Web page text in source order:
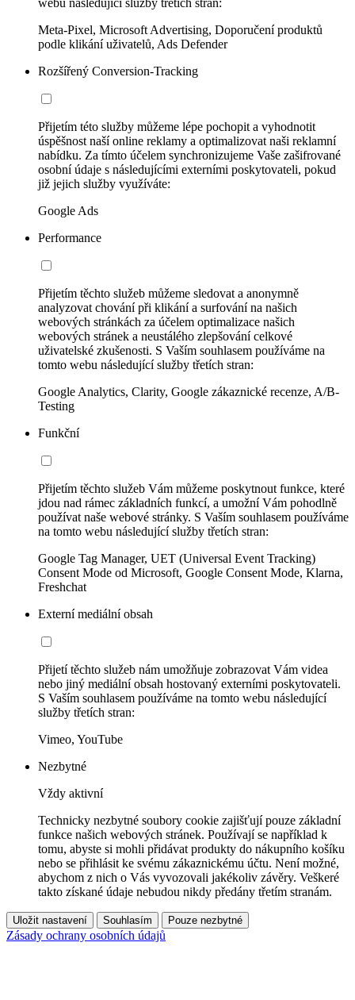
Meta-Pixel, Microsoft Advertising, Doporučení produktů
podle klikání uživatelů, Ads Defender
Rozšířený Conversion-Tracking
Přijetím této služby můžeme lépe pochopit a vyhodnotit
úspěšnost naší online reklamy a optimalizovat naši reklamní
nabídku. Za tímto účelem synchronizujeme Vaše zašifrované
osobní údaje s následujícími externími poskytovateli, pokud
již jejich služby využíváte:
Google Ads
Performance
Přijetím těchto služeb můžeme sledovat a anonymně
analyzovat chování při klikání a surfování na našich
webových stránkách za účelem optimalizace našich
webových stránek a neustálého zlepšování celkové
uživatelské zkušenosti. S Vaším souhlasem používáme na
tomto webu následující služby třetích stran:
Google Analytics, Clarity, Google zákaznické recenze, A/B-
Testing
Funkční
Přijetím těchto služeb Vám můžeme poskytnout funkce, které
jdou nad rámec základních funkcí, a umožní Vám pohodlně
používat naše webové stránky. S Vaším souhlasem používáme
na tomto webu následující služby třetích stran:
Google Tag Manager, UET (Universal Event Tracking)
Consent Mode od Microsoft, Google Consent Mode, Klarna,
Freshchat
Externí mediální obsah
Přijetí těchto služeb nám umožňuje zobrazovat Vám videa
nebo jiný mediální obsah hostovaný externími poskytovateli.
S Vaším souhlasem používáme na tomto webu následující
služby třetích stran:
Vimeo, YouTube
Nezbytné
Vždy aktivní
Technicky nezbytné soubory cookie zajišťují pouze základní
funkce našich webových stránek. Používají se například k
tomu, abyste si mohli přidávat produkty do nákupního košíku
nebo se přihlásit ke svému zákaznickému účtu. Není možné,
abychom z nich o Vás vyvozovali jakékoliv závěry. Veškeré
takto získané údaje nebudou nikdy předány třetím stranám.
Uložit nastavení Souhlasím Pouze nezbytné
Zásady ochrany osobních údajů